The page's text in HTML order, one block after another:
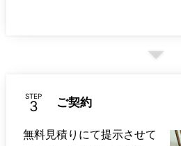
STEP ご契約
無料見積りにて提示させて